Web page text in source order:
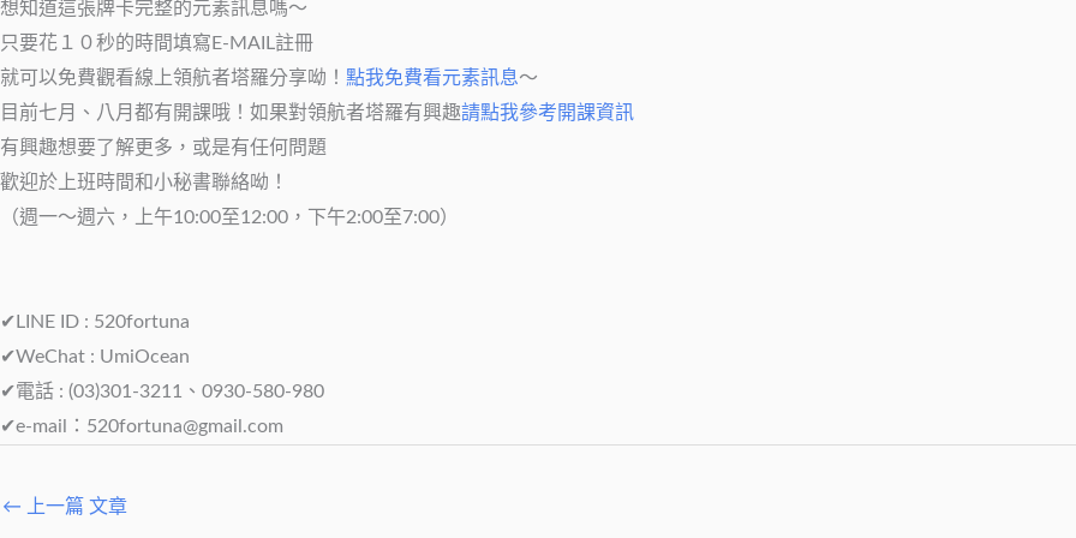
想知道這張牌卡完整的元素訊息嗎～
只要花１０秒的時間填寫E-MAIL註冊
就可以免費觀看線上領航者塔羅分享呦！ 點我免費看元素訊息～
目前七月、八月都有開課哦！如果對領航者塔羅有興趣請點我參考開課資訊
有興趣想要了解更多，或是有任何問題
歡迎於上班時間和小秘書聯絡呦！
（週一～週六，上午10:00至12:00，下午2:00至7:00）
✔LINE ID : 520fortuna
✔WeChat : UmiOcean
✔電話 : (03)301-3211、0930-580-980
✔e-mail： 520fortuna@gmail.com
← 上一篇 文章